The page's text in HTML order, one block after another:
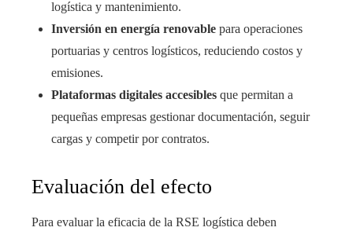
logística y mantenimiento.
Inversión en energía renovable para operaciones
portuarias y centros logísticos, reduciendo costos y
emisiones.
Plataformas digitales accesibles que permitan a
pequeñas empresas gestionar documentación, seguir
cargas y competir por contratos.
Evaluación del efecto
Para evaluar la eficacia de la RSE logística deben